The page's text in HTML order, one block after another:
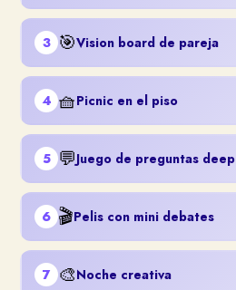
3 🎯Vision board de pareja
4 🧺Picnic en el piso
5 💬Juego de preguntas deep
6 🎬Pelis con mini debates
7 🎨Noche creativa